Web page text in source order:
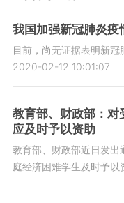
我国加强新冠肺炎疫
目前，尚无证据表明新冠
2020-02-12 10:01:07
教育部、财政部：对
应及时予以资助
教育部、财政部近日发出
庭经济困难学生及时予以